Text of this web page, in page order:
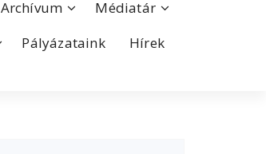
Archívum
Médiatár
Pályázataink Hírek